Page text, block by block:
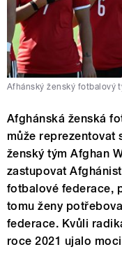
Afhánský ženský fotbalový
Afghánská ženská
může reprezentovat
ženský tým Afghan
zastupovat
fotbalové federace,
tomu ženy
federace. Kvůli
roce 2021 ujalo